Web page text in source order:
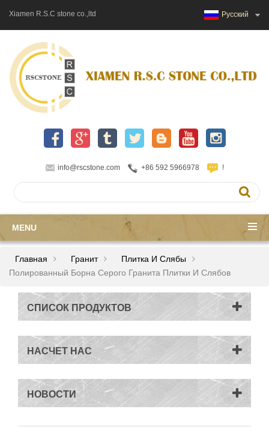
Xiamen R.S.C stone co.,ltd Русский
info@rscstone.com +86 592 5966978 !
MENU
Главная Гранит
Плитка И Слябы
Полированный Борна Серого Гранита Плитки И Слябов
СПИСОК ПРОДУКТОВ
НАСЧЕТ НАС
НОВОСТИ